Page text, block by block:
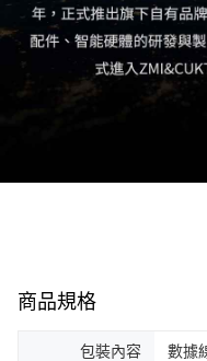
商品規格
包裝內容 數據